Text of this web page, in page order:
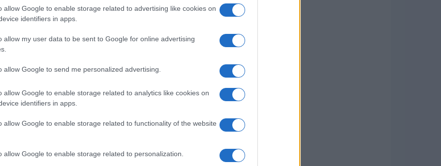
allow Google to enable storage related to advertising like cookies on
identifiers in apps.
allow my user data to be sent to Google for online advertising
allow Google to send me personalized advertising.
allow Google to enable storage related to analytics like cookies on
identifiers in apps.
allow Google to enable storage related to functionality of the website
allow Google to enable storage related to personalization.